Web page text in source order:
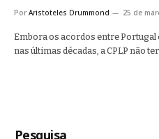
Por Aristoteles Drummond 25 de
Embora os acordos entre
nas últimas décadas, a CPLP não
Pesquisa